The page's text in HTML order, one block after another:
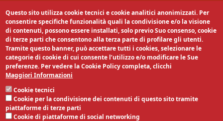
Segui la nostra pagina:
Questo sito utilizza cookie tecnici e cookie analitici anonimizzati. Per
consentire specifiche funzionalità quali la condivisione e/o la visione
di contenuti, possono essere installati, solo previo Suo consenso, cookie
di terze parti che consentono alla terza parte di profilare gli utenti.
Tramite questo banner, può accettare tutti i cookies, selezionare le
categorie di cookie di cui consente l’utilizzo e/o modificare le Sue
preferenze. Per vedere la Cookie Policy completa, clicchi
Maggiori Informazioni
Cookie tecnici
Cookie per la condivisione dei contenuti di questo sito tramite
piattaforme di terze parti
Cookie di piattaforme di social networking